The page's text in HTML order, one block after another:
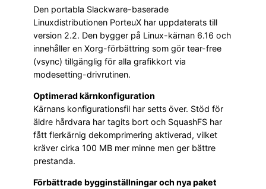
Den portabla Slackware-baserade
Linuxdistributionen PorteuX har uppdaterats till
version 2.2. Den bygger på Linux-kärnan 6.16 och
innehåller en Xorg-förbättring som gör tear-free
(vsync) tillgänglig för alla grafikkort via
modesetting-drivrutinen.
Optimerad kärnkonfiguration
Kärnans konfigurationsfil har setts över. Stöd för
äldre hårdvara har tagits bort och SquashFS har
fått flerkärnig dekomprimering aktiverad, vilket
kräver cirka 100 MB mer minne men ger bättre
prestanda.
Förbättrade bygginställningar och nya paket